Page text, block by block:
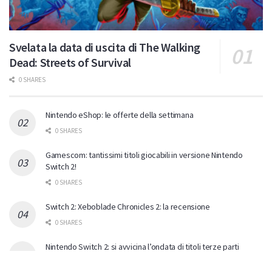
Svelata la data di uscita di The Walking
Dead: Streets of Survival
0 SHARES
Nintendo eShop: le offerte della settimana
0 SHARES
Gamescom: tantissimi titoli giocabili in versione Nintendo
Switch 2!
0 SHARES
Switch 2: Xeboblade Chronicles 2: la recensione
0 SHARES
Nintendo Switch 2: si avvicina l’ondata di titoli terze parti